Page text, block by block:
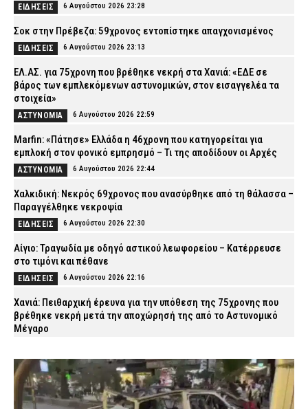
ΕΙΔΗΣΕΙΣ 6 Αυγούστου 2026 23:28
Σοκ στην Πρέβεζα: 59χρονος εντοπίστηκε απαγχονισμένος
ΕΙΔΗΣΕΙΣ 6 Αυγούστου 2026 23:13
ΕΛ.ΑΣ. για 75χρονη που βρέθηκε νεκρή στα Χανιά: «ΕΔΕ σε
βάρος των εμπλεκόμενων αστυνομικών, στον εισαγγελέα τα
στοιχεία»
ΑΣΤΥΝΟΜΙΑ 6 Αυγούστου 2026 22:59
Marfin: «Πάτησε» Ελλάδα η 46χρονη που κατηγορείται για
εμπλοκή στον φονικό εμπρησμό – Τι της αποδίδουν οι Αρχές
ΑΣΤΥΝΟΜΙΑ 6 Αυγούστου 2026 22:44
Χαλκιδική: Νεκρός 69χρονος που ανασύρθηκε από τη θάλασσα –
Παραγγέλθηκε νεκροψία
ΕΙΔΗΣΕΙΣ 6 Αυγούστου 2026 22:30
Αίγιο: Τραγωδία με οδηγό αστικού λεωφορείου – Κατέρρευσε
στο τιμόνι και πέθανε
ΕΙΔΗΣΕΙΣ 6 Αυγούστου 2026 22:16
Χανιά: Πειθαρχική έρευνα για την υπόθεση της 75χρονης που
βρέθηκε νεκρή μετά την αποχώρησή της από το Αστυνομικό
Μέγαρο
Εύβοια: Νεκρός ο 35χρονος που πάλευε για τη ζωή του μετά το
τροχαίο με αγριογούρουνο
ΕΙΔΗΣΕΙΣ 6 Αυγούστου 2026 21:47